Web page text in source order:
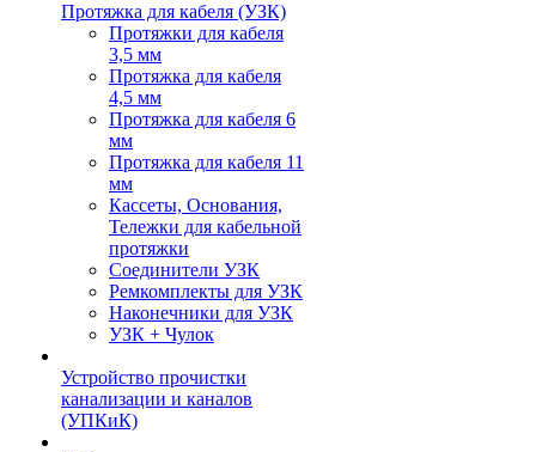
Протяжка для кабеля (УЗК)
Протяжки для кабеля
3,5 мм
Протяжка для кабеля
4,5 мм
Протяжка для кабеля 6
мм
Протяжка для кабеля 11
мм
Кассеты, Основания,
Тележки для кабельной
протяжки
Соединители УЗК
Ремкомплекты для УЗК
Наконечники для УЗК
УЗК + Чулок
Устройство прочистки
канализации и каналов
(УПКиК)